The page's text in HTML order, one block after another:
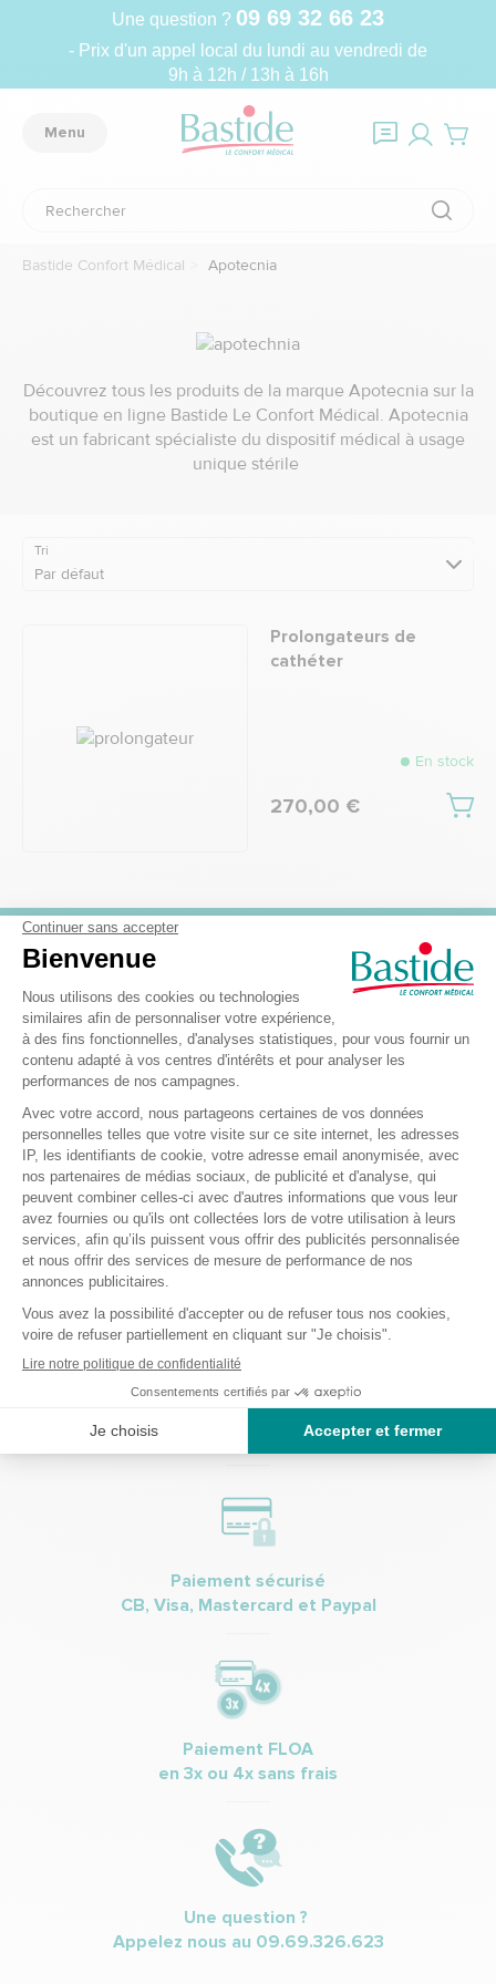
Une question ? 09 69 32 66 23
- Prix d'un appel local du lundi au vendredi de
9h à 12h / 13h à 16h
Menu
Bastide Confort Médical Apotecnia
Découvrez tous les produits de la marque Apotecnia sur la
boutique en ligne Bastide Le Confort Médical. Apotecnia
est un fabricant spécialiste du dispositif médical à usage
unique stérile
Tri
Par défaut
Prolongateurs de
cathéter
En stock
270,00 €
Recevez nos offres et
promotions
Envoyer
Je m’inscris à la newsletter et accepte de recevoir des informations
commerciales et promotionnelles de Bastide le Confort Médical.
(Vous pourrez à tout moment vous désinscrire. Pour plus
d’informations vous pouvez prendre connaissance de la charte de
protection des données personnelles.
Livraison Offerte dès 99€ (hors Corse)
Expédition discrète sous 48H
Paiement sécurisé
CB, Visa, Mastercard et Paypal
Paiement FLOA
en 3x ou 4x sans frais
Une question ?
Appelez nous au 09.69.326.623